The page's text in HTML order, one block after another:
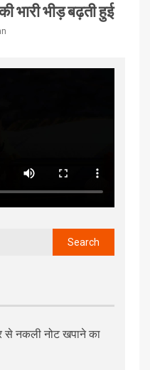
भारी भीड़ बढ़ती हुई
से नकली नोट खपाने का